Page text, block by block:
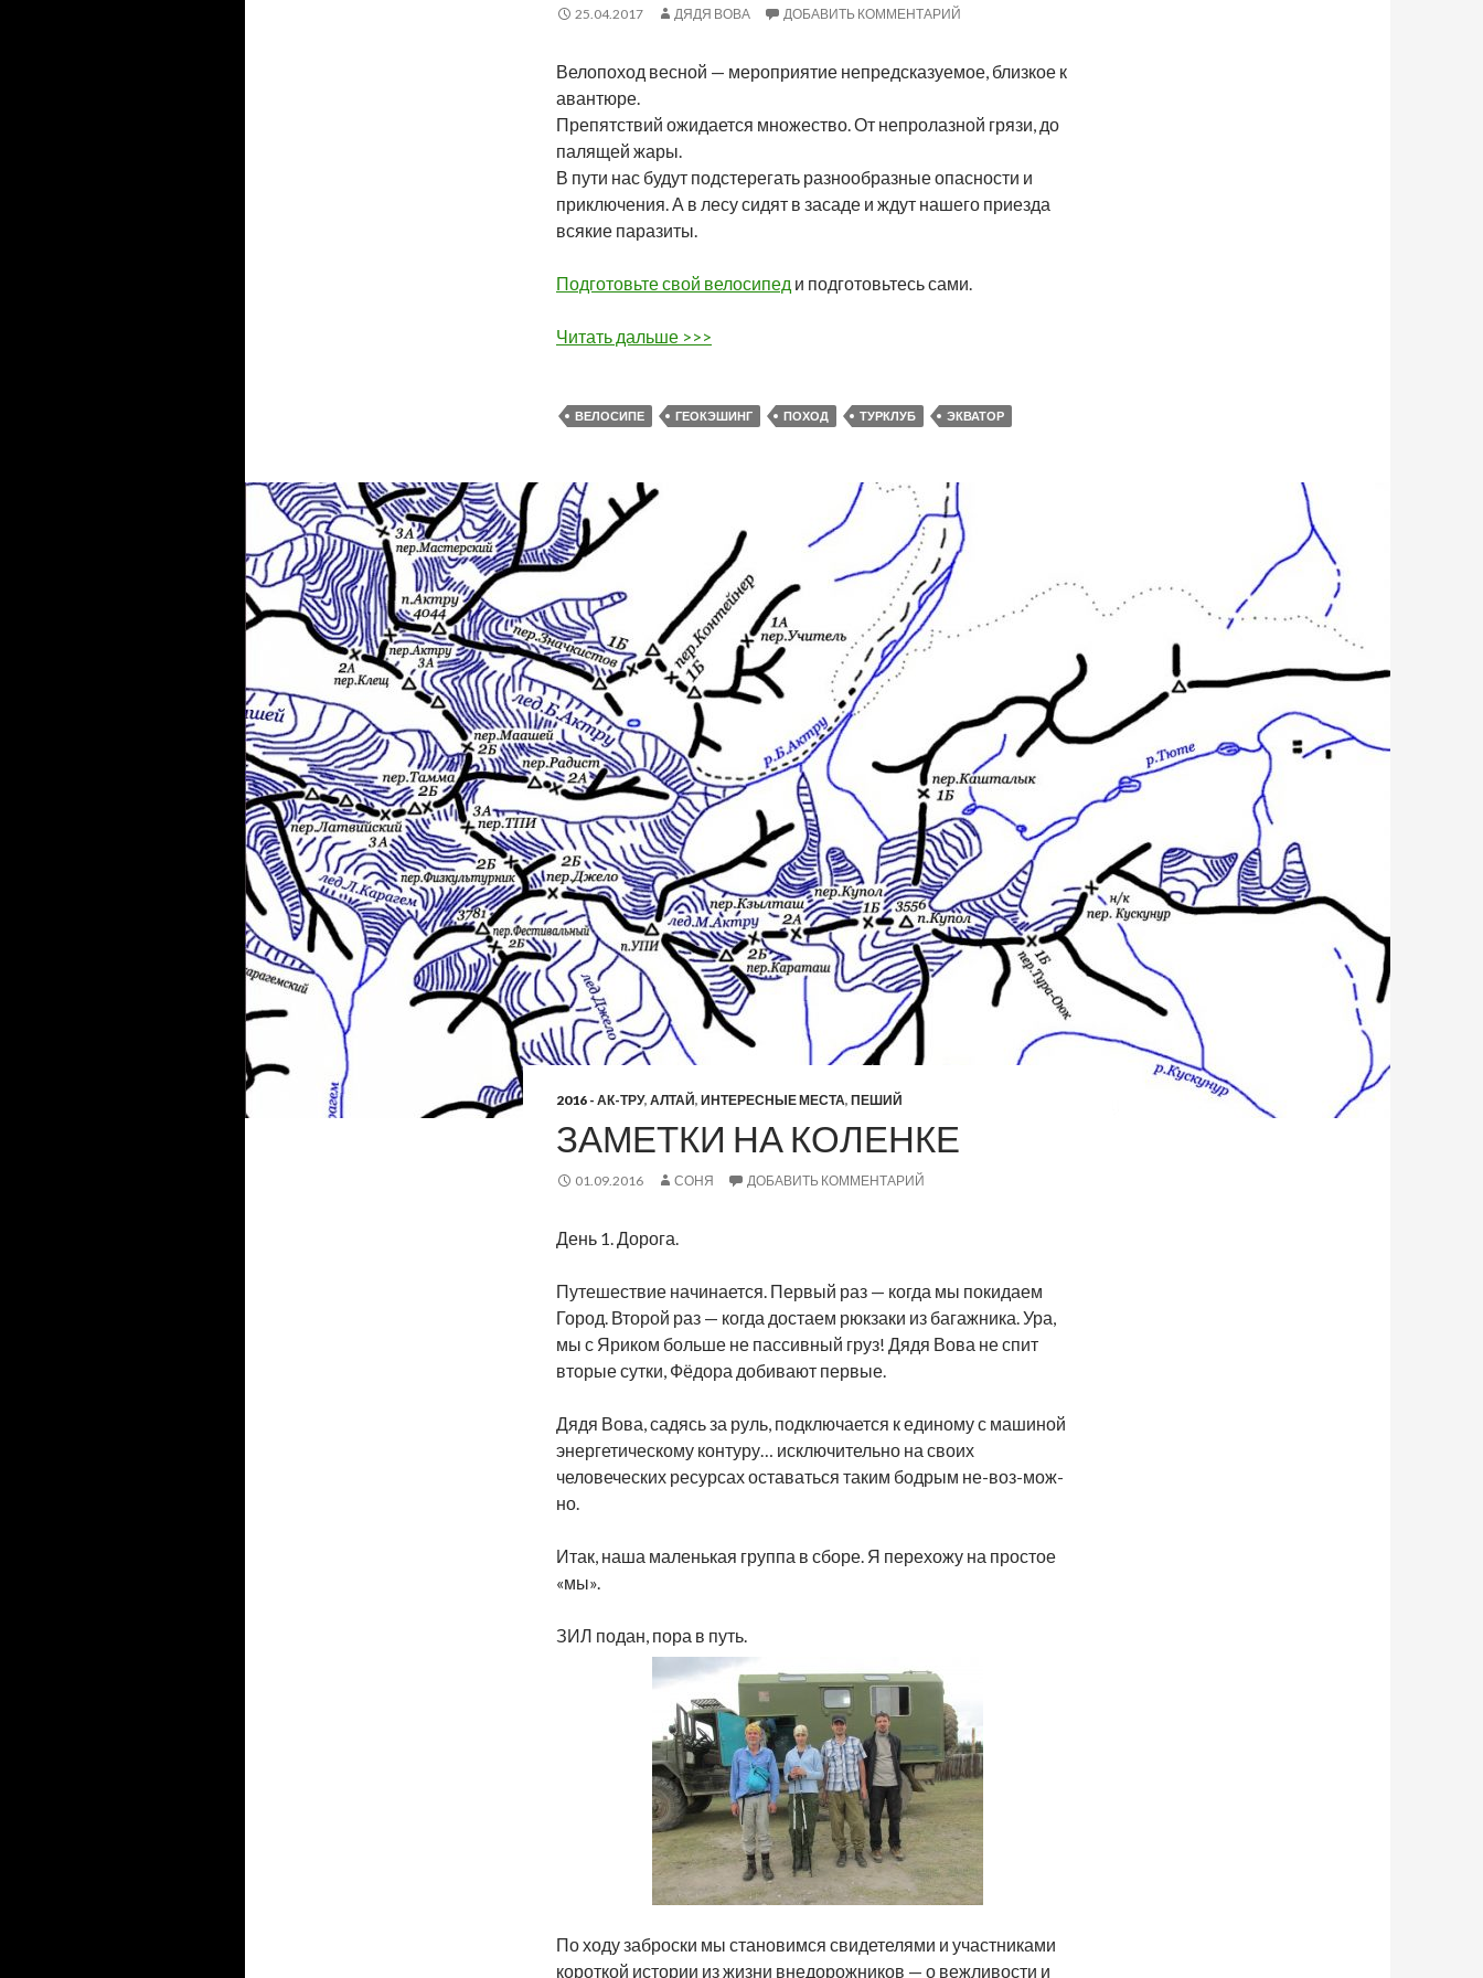
25.04.2017 ДЯДЯ ВОВА ДОБАВИТЬ КОММЕНТАРИЙ
Велопоход весной — мероприятие непредсказуемое, близкое к
авантюре.
Препятствий ожидается множество. От непролазной грязи, до
палящей жары.
В пути нас будут подстерегать разнообразные опасности и
приключения. А в лесу сидят в засаде и ждут нашего приезда
всякие паразиты.
Подготовьте свой велосипед и подготовьтесь сами.
Читать дальше >>>
ВЕЛОСИПЕ ГЕОКЭШИНГ ПОХОД ТУРКЛУБ ЭКВАТОР
2016 - АК-ТРУ, АЛТАЙ, ИНТЕРЕСНЫЕ МЕСТА, ПЕШИЙ
ЗАМЕТКИ НА КОЛЕНКЕ
01.09.2016 СОНЯ ДОБАВИТЬ КОММЕНТАРИЙ
День 1. Дорога.
Путешествие начинается. Первый раз — когда мы покидаем
Город. Второй раз — когда достаем рюкзаки из багажника. Ура,
мы с Яриком больше не пассивный груз! Дядя Вова не спит
вторые сутки, Фёдора добивают первые.
Дядя Вова, садясь за руль, подключается к единому с машиной
энергетическому контуру… исключительно на своих
человеческих ресурсах оставаться таким бодрым не-воз-мож-
но.
Итак, наша маленькая группа в сборе. Я перехожу на простое
«мы».
ЗИЛ подан, пора в путь.
По ходу заброски мы становимся свидетелями и участниками
короткой истории из жизни внедорожников — о вежливости и